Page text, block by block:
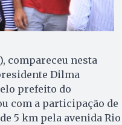
compareceu nesta
Dilma
prefeito do
com a participação de
5 km pela avenida Rio